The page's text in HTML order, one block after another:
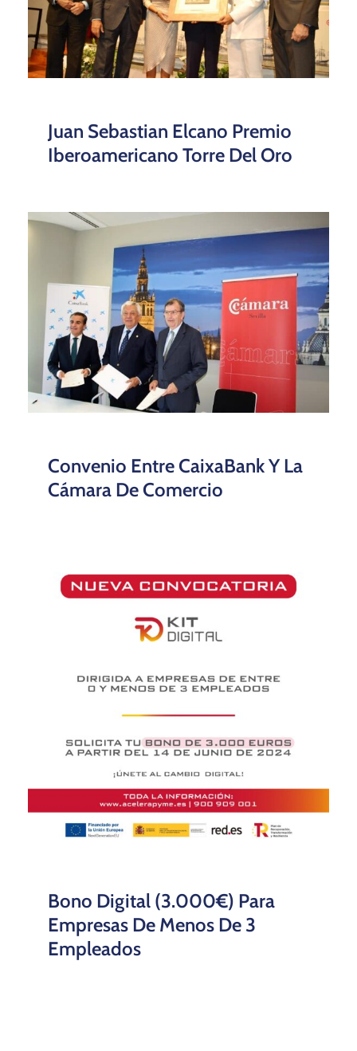
Juan Sebastian Elcano Premio
Iberoamericano Torre Del Oro
Convenio Entre CaixaBank Y La
Cámara De Comercio
Bono Digital (3.000€) Para
Empresas De Menos De 3
Empleados